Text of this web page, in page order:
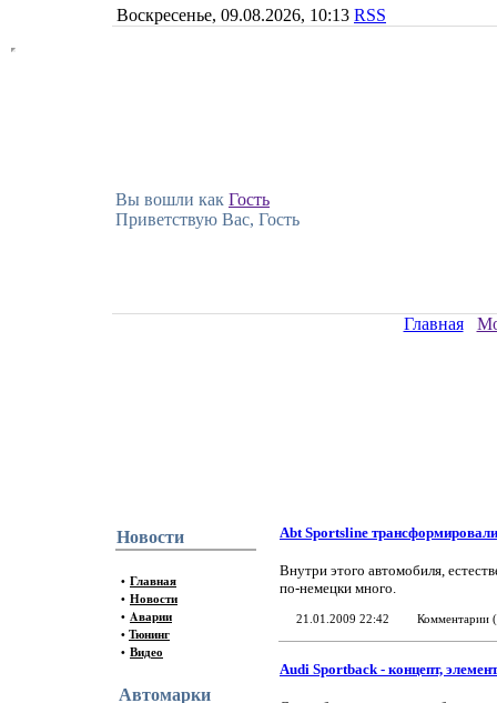
Воскресенье, 09.08.2026, 10:13 RSS
Вы вошли как Гость
Приветствую Вас, Гость
Главная
Новости
• Главная
• Новости
• Aварии
•Тюнинг
• Видео
Автомарки
Abt Sportsline
Внутри этого автомобиля,
по-немецки много.
21.01.2009 22:42 Комментарии
Audi Sportback - концепт,